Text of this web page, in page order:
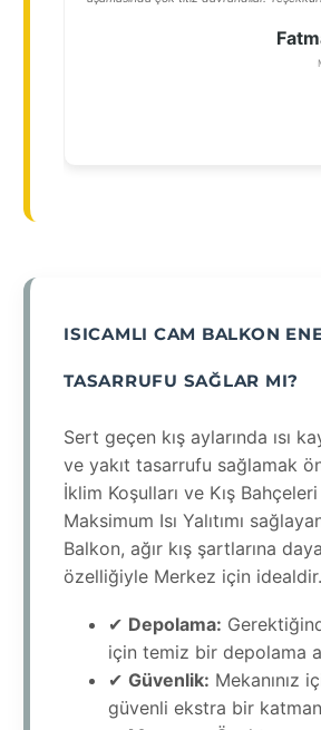
ISICAMLI CAM BALKON
TASARRUFU SAĞLAR MI?
Sert geçen kış aylarında ısı
ve yakıt tasarrufu sağlamak
İklim Koşulları ve Kış
Maksimum Isı Yalıtımı
Balkon, ağır kış şartlarına
özelliğiyle Merkez için idealdir.
✔ Depolama:
için temiz bir depolama
✔ Güvenlik: Mekanınız
güvenli ekstra bir